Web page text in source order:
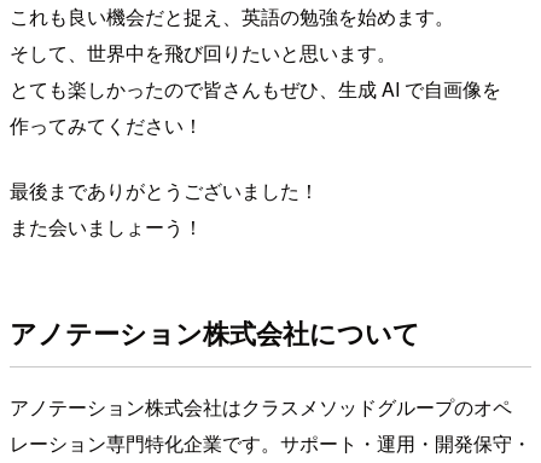
これも良い機会だと捉え、英語の勉強を始めます。
そして、世界中を飛び回りたいと思います。
とても楽しかったので皆さんもぜひ、生成 AI で自画像を
作ってみてください！
最後までありがとうございました！
また会いましょーう！
アノテーション株式会社について
アノテーション株式会社はクラスメソッドグループのオペ
レーション専門特化企業です。サポート・運用・開発保守・